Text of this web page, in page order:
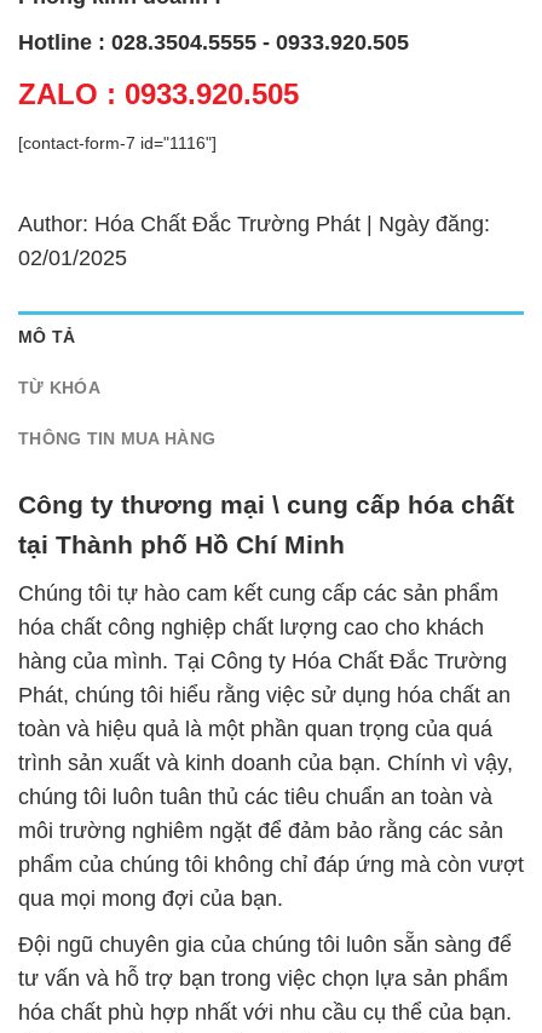
Hotline : 028.3504.5555 - 0933.920.505
ZALO : 0933.920.505
[contact-form-7 id="1116"]
Author: Hóa Chất Đắc Trường Phát | Ngày đăng:
02/01/2025
MÔ TẢ
TỪ KHÓA
THÔNG TIN MUA HÀNG
Công ty thương mại \ cung cấp hóa chất
tại Thành phố Hồ Chí Minh
Chúng tôi tự hào cam kết cung cấp các sản phẩm
hóa chất công nghiệp chất lượng cao cho khách
hàng của mình. Tại Công ty Hóa Chất Đắc Trường
Phát, chúng tôi hiểu rằng việc sử dụng hóa chất an
toàn và hiệu quả là một phần quan trọng của quá
trình sản xuất và kinh doanh của bạn. Chính vì vậy,
chúng tôi luôn tuân thủ các tiêu chuẩn an toàn và
môi trường nghiêm ngặt để đảm bảo rằng các sản
phẩm của chúng tôi không chỉ đáp ứng mà còn vượt
qua mọi mong đợi của bạn.
Đội ngũ chuyên gia của chúng tôi luôn sẵn sàng để
tư vấn và hỗ trợ bạn trong việc chọn lựa sản phẩm
hóa chất phù hợp nhất với nhu cầu cụ thể của bạn.